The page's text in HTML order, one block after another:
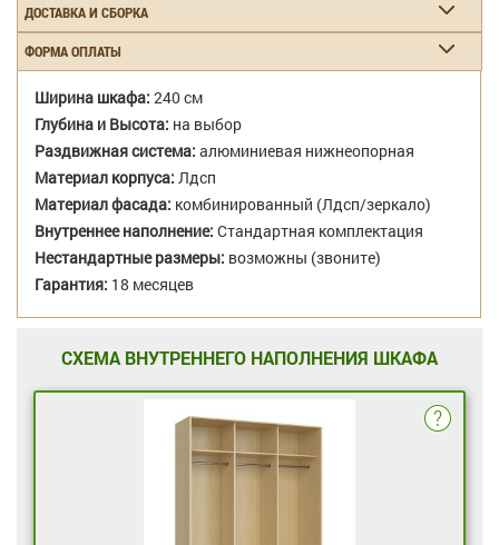
ДОСТАВКА И СБОРКА
ФОРМА ОПЛАТЫ
Ширина шкафа: 240 см
Глубина и Высота: на выбор
Раздвижная система: алюминиевая нижнеопорная
Материал корпуса: Лдсп
Материал фасада: комбинированный (Лдсп/зеркало)
Внутреннее наполнение: Стандартная комплектация
Нестандартные размеры: возможны (звоните)
Гарантия: 18 месяцев
СХЕМА ВНУТРЕННЕГО НАПОЛНЕНИЯ ШКАФА